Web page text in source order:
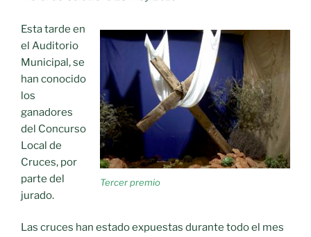
Tercer premio
Esta tarde en
el Auditorio
Municipal, se
han conocido
los
ganadores
del Concurso
Local de
Cruces, por
parte del
jurado.
Las cruces han estado expuestas durante todo el mes